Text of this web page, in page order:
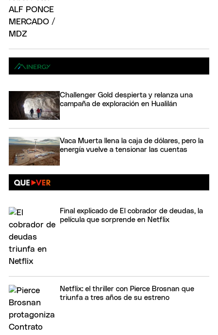
Challenger Gold despierta y relanza una
campaña de exploración en Hualilán
Vaca Muerta llena la caja de dólares, pero la
energía vuelve a tensionar las cuentas
Final explicado de El cobrador de deudas, la
película que sorprende en Netflix
Netflix: el thriller con Pierce Brosnan que
triunfa a tres años de su estreno